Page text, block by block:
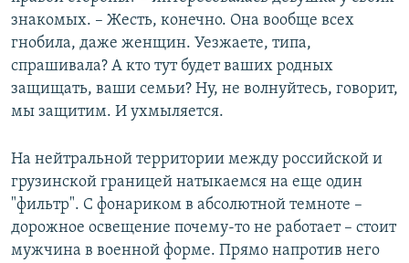
знакомых. – Жесть, конечно. Она вообще всех
гнобила, даже женщин. Уезжаете, типа,
спрашивала? А кто тут будет ваших родных
защищать, ваши семьи? Ну, не волнуйтесь, говорит,
мы защитим. И ухмыляется.
На нейтральной территории между российской и
грузинской границей натыкаемся на еще один
"фильтр". С фонариком в абсолютной темноте –
дорожное освещение почему-то не работает – стоит
мужчина в военной форме. Прямо напротив него